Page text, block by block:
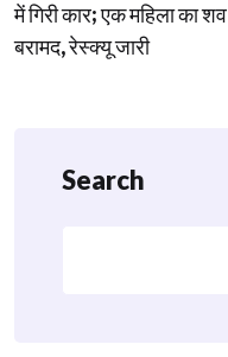
में गिरी कार; एक महिला का शव
बरामद, रेस्क्यू जारी
Search